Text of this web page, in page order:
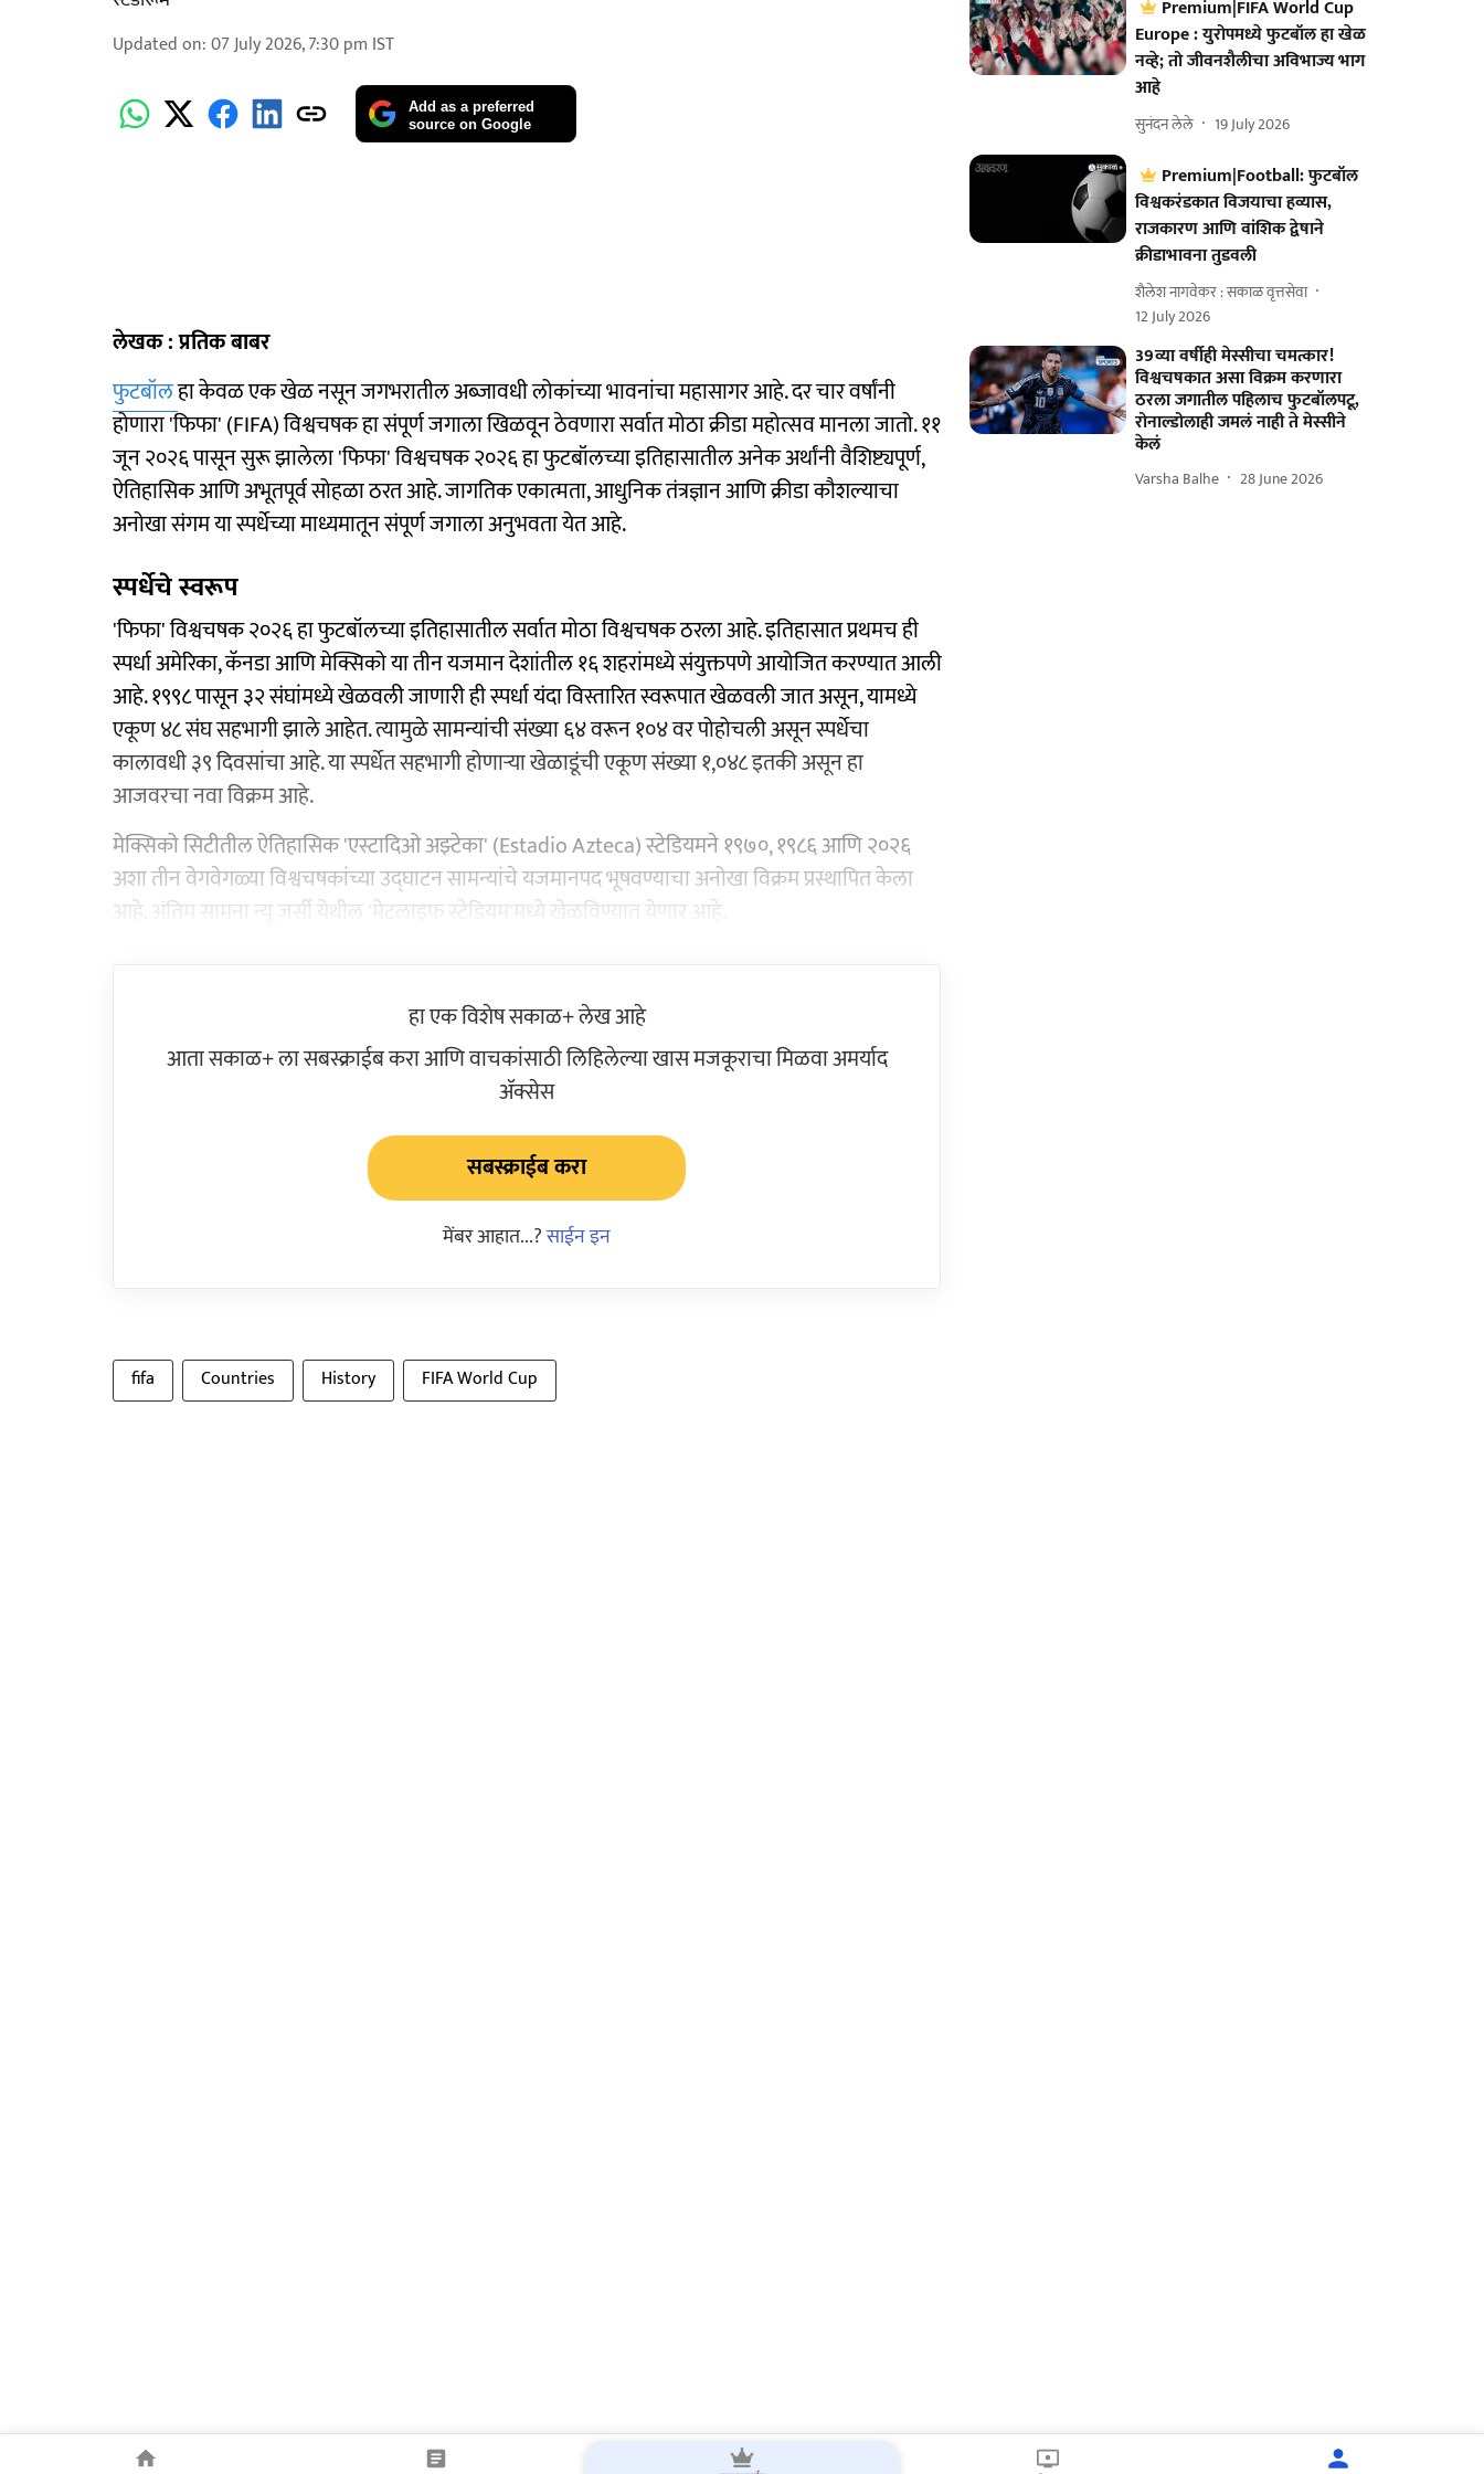
Updated on:07 July 2026, 7:30 pm IST
Add as a preferred
source on Google
लेखक : प्रतिक बाबर
फुटबॉलहा केवळ एक खेळ नसून जगभरातील अब्जावधी लोकांच्या भावनांचा महासागर आहे. दर चार वर्षांनी
होणारा 'फिफा' (FIFA) विश्वचषक हा संपूर्ण जगाला खिळवून ठेवणारा सर्वात मोठा क्रीडा महोत्सव मानला जातो. ११
जून २०२६ पासून सुरू झालेला 'फिफा' विश्वचषक २०२६ हा फुटबॉलच्या इतिहासातील अनेक अर्थांनी वैशिष्ट्यपूर्ण,
ऐतिहासिक आणि अभूतपूर्व सोहळा ठरत आहे. जागतिक एकात्मता, आधुनिक तंत्रज्ञान आणि क्रीडा कौशल्याचा
अनोखा संगम या स्पर्धेच्या माध्यमातून संपूर्ण जगाला अनुभवता येत आहे.
स्पर्धेचे स्वरूप
'फिफा' विश्वचषक २०२६ हा फुटबॉलच्या इतिहासातील सर्वात मोठा विश्वचषक ठरला आहे. इतिहासात प्रथमच ही
स्पर्धा अमेरिका, कॅनडा आणि मेक्सिको या तीन यजमान देशांतील १६ शहरांमध्ये संयुक्तपणे आयोजित करण्यात आली
आहे. १९९८ पासून ३२ संघांमध्ये खेळवली जाणारी ही स्पर्धा यंदा विस्तारित स्वरूपात खेळवली जात असून, यामध्ये
एकूण ४८ संघ सहभागी झाले आहेत. त्यामुळे सामन्यांची संख्या ६४ वरून १०४ वर पोहोचली असून स्पर्धेचा
कालावधी ३९ दिवसांचा आहे. या स्पर्धेत सहभागी होणाऱ्या खेळाडूंची एकूण संख्या १,०४८ इतकी असून हा
आजवरचा नवा विक्रम आहे.
मेक्सिको सिटीतील ऐतिहासिक 'एस्टादिओ अझ्टेका' (Estadio Azteca) स्टेडियमने १९७०, १९८६ आणि २०२६
अशा तीन वेगवेगळ्या विश्वचषकांच्या उद्घाटन सामन्यांचे यजमानपद भूषवण्याचा अनोखा विक्रम प्रस्थापित केला
आहे. अंतिम सामना न्यू जर्सी येथील 'मेटलाइफ स्टेडियम'मध्ये खेळविण्यात येणार आहे.
हा एक विशेष सकाळ+ लेख आहे
आता सकाळ+ ला सबस्क्राईब करा आणि वाचकांसाठी लिहिलेल्या खास मजकूराचा मिळवा अमर्याद
ॲक्सेस
सबस्क्राईब करा
मेंबर आहात...?साईन इन
fifa Countries History FIFA World Cup
Premium|FIFA World Cup
Europe : युरोपमध्ये फुटबॉल हा खेळ
नव्हे; तो जीवनशैलीचा अविभाज्य भाग
आहे
सुनंदन लेले 19 July 2026
Premium|Football: फुटबॉल
विश्वकरंडकात विजयाचा हव्यास,
राजकारण आणि वांशिक द्वेषाने
क्रीडाभावना तुडवली
शैलेश नागवेकर : सकाळ वृत्तसेवा
12 July 2026
39व्या वर्षीही मेस्सीचा चमत्कार!
विश्वचषकात असा विक्रम करणारा
ठरला जगातील पहिलाच फुटबॉलपटू,
रोनाल्डोलाही जमलं नाही ते मेस्सीने
केलं
Varsha Balhe 28 June 2026